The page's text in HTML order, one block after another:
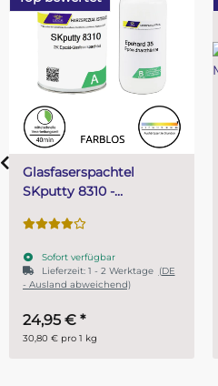
Epoxyspachtel Set 1,5 kg
MIPA E90 2K Spachtel
Sofort verfügbar
Lieferzeit:1 - 2 Werktage
- Ausland abweichend)
28,95 €
19,30 € pro 1 kg